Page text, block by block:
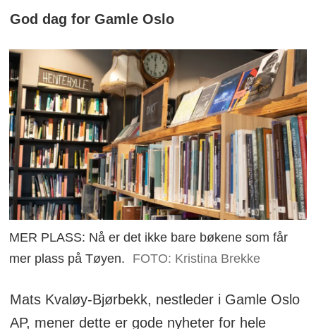
God dag for Gamle Oslo
MER PLASS: Nå er det ikke bare bøkene som får
mer plass på Tøyen.
FOTO: Kristina Brekke
Mats Kvaløy-Bjørbekk, nestleder i Gamle Oslo
AP, mener dette er gode nyheter for hele